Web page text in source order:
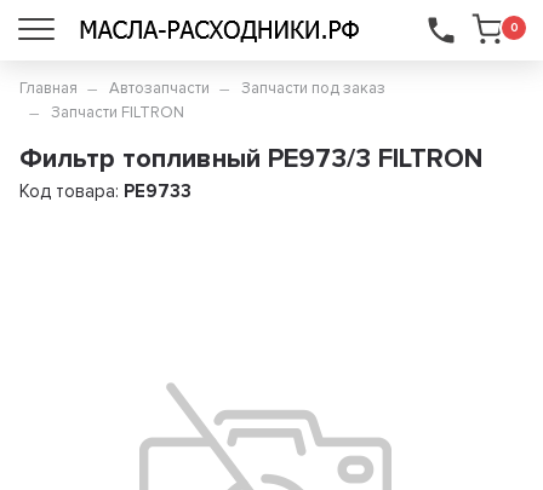
0
...
Главная Автозапчасти
Запчасти под заказ
Запчасти FILTRON
Фильтр топливный PE973/3 FILTRON
Код товара: PE9733